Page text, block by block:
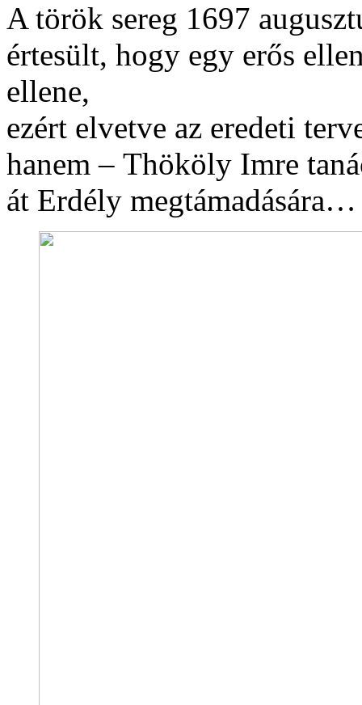
A török sereg 1697
értesült, hogy egy erős
ellene,
ezért elvetve az eredeti
hanem – Thököly Imre
át Erdély megtámadására…